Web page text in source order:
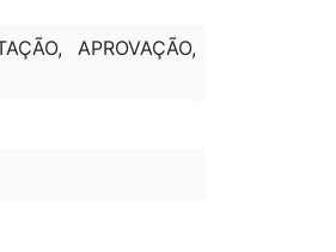
APROVAÇÃO,